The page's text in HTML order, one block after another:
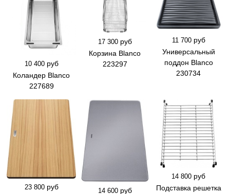
10 400 руб
Коландер Blanco
227689
17 300 руб
Корзина Blanco
223297
11 700 руб
Универсальный
поддон Blanco
230734
23 800 руб
14 600 руб
14 800 руб
Подставка решетка